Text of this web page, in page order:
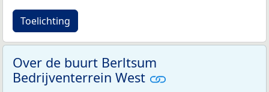
Toelichting
Over de buurt Berltsum
Bedrijventerrein West